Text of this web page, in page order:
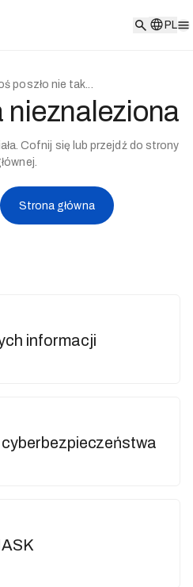
PL
poszło nie tak...
nieznaleziona
Cofnij się lub przejdź do strony
Strona główna
informacji